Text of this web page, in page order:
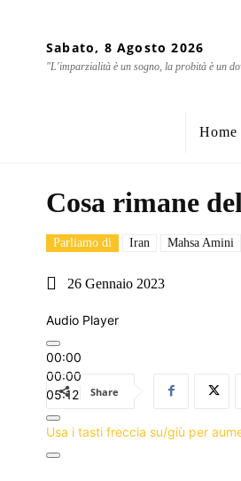
Sabato, 8 Agosto 2026
"L'imparzialità è un sogno, la probità è un
Home
Cosa rimane
Parliamo di Iran Mahsa Amini
26 Gennaio 2023
Audio Player
00:00
00:00
05:12
Usa i tasti freccia su/giù per
Share